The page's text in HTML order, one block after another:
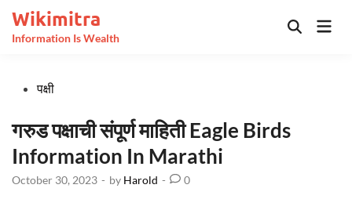
content
Wikimitra
Information Is Wealth
Open
Posted
पक्षी
गरुड पक्षाची संपूर्ण माहिती Eagle Birds
Information In Marathi
October 30, 2023 - by Harold - 0